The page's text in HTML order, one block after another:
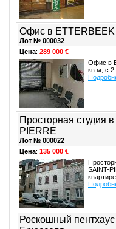
Офис в ETTERBEEK
Лот № 000032
Цена: 289 000 €
Офис в
кв.м, с 2
Просторная студия
PIERRE
Лот № 000022
Цена: 135 000 €
SAINT-
Роскошный